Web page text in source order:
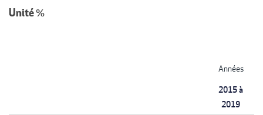
Unité%
Années
2015 à
2019